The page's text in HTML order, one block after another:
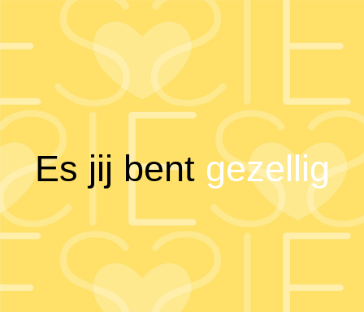
Es jij bent
betrokken